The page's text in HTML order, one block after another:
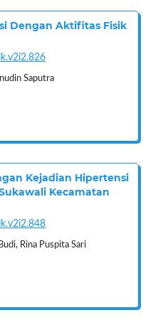
Dengan Aktifitas Fisik
Saputra
Kejadian Hipertensi
Kecamatan
Rina Puspita Sari